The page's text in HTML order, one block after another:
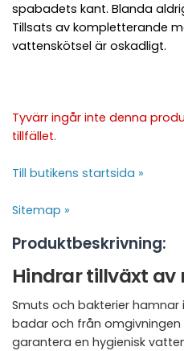
spabadets kant. Blanda
Tillsats av kompletterande
vattenskötsel är oskadligt.
Tyvärr ingår inte denna
tillfället.
Till butikens startsida »
Sitemap »
Produktbeskrivning:
Hindrar tillväxt
Smuts och bakterier
badar och från omgivningen
garantera en hygienisk